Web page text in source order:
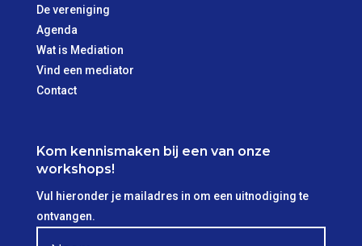
De vereniging
Agenda
Wat is Mediation
Vind een mediator
Contact
Kom kennismaken bij een van onze
workshops!
Vul hieronder je mailadres in om een uitnodiging te
ontvangen.